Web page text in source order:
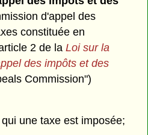
d'appel des
constituée en
2 de laLoi sur la
des impôts et des
Commission")
une taxe est imposée;